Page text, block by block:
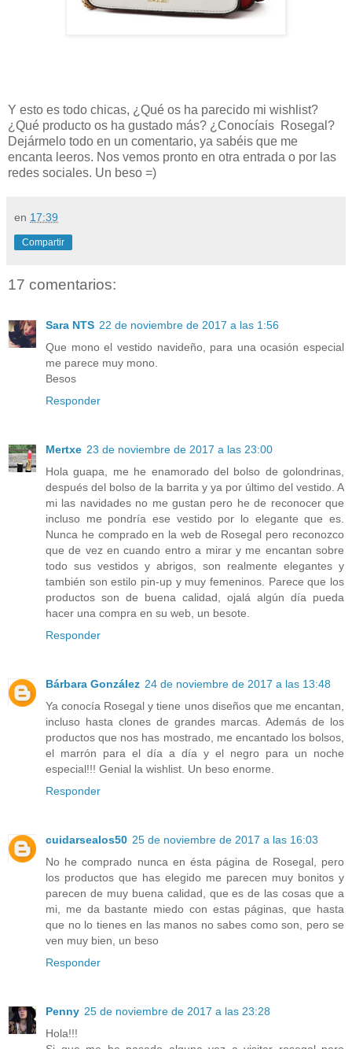
Y esto es todo chicas, ¿Qué os ha parecido mi wishlist?
¿Qué producto os ha gustado más? ¿Conocíais Rosegal?
Dejármelo todo en un comentario, ya sabéis que me
encanta leeros. Nos vemos pronto en otra entrada o por las
redes sociales. Un beso =)
en 17:39
Compartir
17 comentarios:
Sara NTS 22 de noviembre de 2017 a las 1:56
Que mono el vestido navideño, para una ocasión especial
me parece muy mono.
Besos
Responder
Mertxe 23 de noviembre de 2017 a las 23:00
Hola guapa, me he enamorado del bolso de golondrinas,
después del bolso de la barrita y ya por último del vestido. A
mi las navidades no me gustan pero he de reconocer que
incluso me pondría ese vestido por lo elegante que es.
Nunca he comprado en la web de Rosegal pero reconozco
que de vez en cuando entro a mirar y me encantan sobre
todo sus vestidos y abrigos, son realmente elegantes y
también son estilo pin-up y muy femeninos. Parece que los
productos son de buena calidad, ojalá algún día pueda
hacer una compra en su web, un besote.
Responder
Bárbara González 24 de noviembre de 2017 a las 13:48
Ya conocía Rosegal y tiene unos diseños que me encantan,
incluso hasta clones de grandes marcas. Además de los
productos que nos has mostrado, me encantado los bolsos,
el marrón para el día a día y el negro para un noche
especial!!! Genial la wishlist. Un beso enorme.
Responder
cuidarsealos50 25 de noviembre de 2017 a las 16:03
No he comprado nunca en ésta página de Rosegal, pero
los productos que has elegido me parecen muy bonitos y
parecen de muy buena calidad, que es de las cosas que a
mi, me da bastante miedo con estas páginas, que hasta
que no lo tienes en las manos no sabes como son, pero se
ven muy bien, un beso
Responder
Penny 25 de noviembre de 2017 a las 23:28
Hola!!!